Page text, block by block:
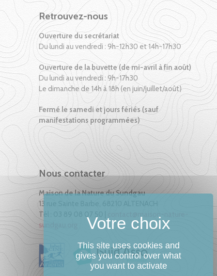
Retrouvez-nous
Ouverture du secrétariat
Du lundi au vendredi : 9h-12h30 et 14h-17h30
Ouverture de la buvette (de mi-avril à fin août)
Du lundi au vendredi : 9h-17h30
Le dimanche de 14h à 18h (en juin/juillet/août)
Fermé le samedi et jours fériés (sauf
manifestations programmées)
Nous contacter
Maison de la Nature du Sundgau
13 rue Sainte Barbe, 68210 ALTENACH
Tél : 03 89 08 07 50 |
sundgau.org
This site uses cookies and
gives you control over what
you want to activate